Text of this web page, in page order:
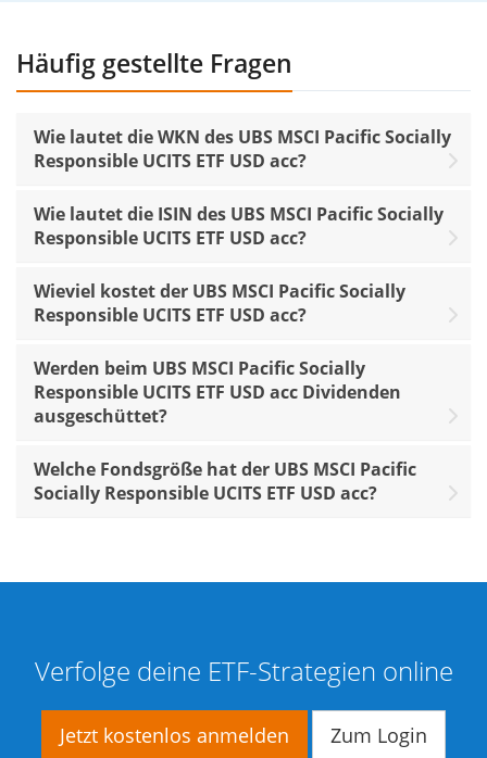
Häufig gestellte Fragen
Wie lautet die WKN des UBS MSCI Pacific Socially
Responsible UCITS ETF USD acc?
Wie lautet die ISIN des UBS MSCI Pacific Socially
Responsible UCITS ETF USD acc?
Wieviel kostet der UBS MSCI Pacific Socially
Responsible UCITS ETF USD acc?
Werden beim UBS MSCI Pacific Socially
Responsible UCITS ETF USD acc Dividenden
ausgeschüttet?
Welche Fondsgröße hat der UBS MSCI Pacific
Socially Responsible UCITS ETF USD acc?
Verfolge deine ETF-Strategien online
Jetzt kostenlos anmelden Zum Login